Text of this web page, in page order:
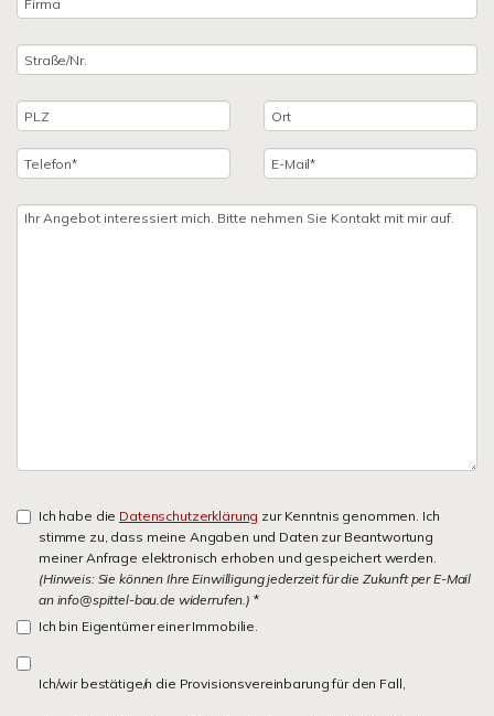
Ich habe die Datenschutzerklärung zur Kenntnis genommen. Ich
stimme zu, dass meine Angaben und Daten zur Beantwortung
meiner Anfrage elektronisch erhoben und gespeichert werden.
(Hinweis: Sie können Ihre Einwilligung jederzeit für die Zukunft per E-Mail
an info@spittel-bau.de widerrufen.) *
Ich bin Eigentümer einer Immobilie.
Ich/wir bestätige/n die Provisionsvereinbarung für den Fall,